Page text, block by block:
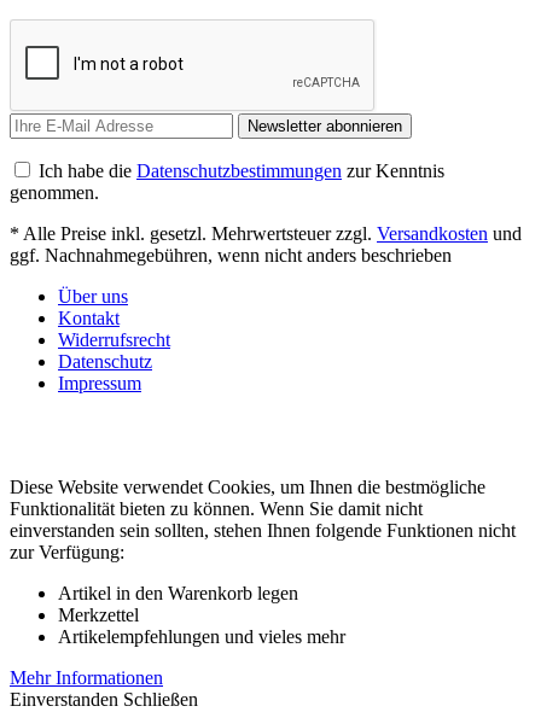
Newsletter abonnieren
Ich habe die Datenschutzbestimmungen zur Kenntnis
genommen.
* Alle Preise inkl. gesetzl. Mehrwertsteuer zzgl. Versandkosten und
ggf. Nachnahmegebühren, wenn nicht anders beschrieben
Über uns
Kontakt
Widerrufsrecht
Datenschutz
Impressum
Diese Website verwendet Cookies, um Ihnen die bestmögliche
Funktionalität bieten zu können. Wenn Sie damit nicht
einverstanden sein sollten, stehen Ihnen folgende Funktionen nicht
zur Verfügung:
Artikel in den Warenkorb legen
Merkzettel
Artikelempfehlungen und vieles mehr
Mehr Informationen
Einverstanden Schließen